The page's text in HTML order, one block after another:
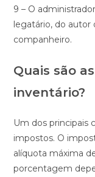
9 – O
legatário, do autor
companheiro.
Quais são
inventário?
Um dos principais
impostos. O
alíquota máxima
porcentagem